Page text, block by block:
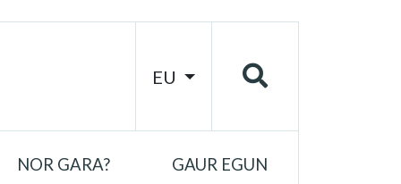
EU
NOR GARA? GAUR EGUN